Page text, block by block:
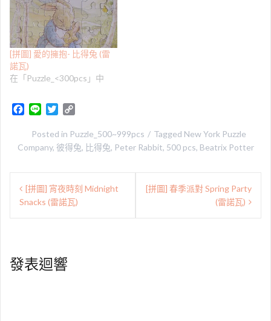
[拼圖] 愛的擁抱- 比得兔 (雷
諾瓦)
在「Puzzle_<300pcs」中
e
k
n
e
i
t
p
y
k
Posted in Puzzle_500~999pcs Tagged New York Puzzle
Company, 彼得兔, 比得兔, Peter Rabbit, 500 pcs, Beatrix Potter
文
章[拼圖] 宵夜時刻 Midnight
Snacks (雷諾瓦)
[拼圖] 春季派對 Spring Party
(雷諾瓦)
發表迴響